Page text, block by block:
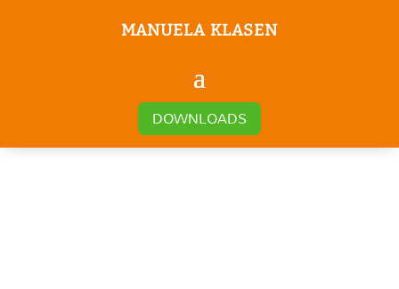
MANUELA KLASEN
DOWNLOADS